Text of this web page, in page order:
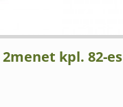
kpl. 82-es